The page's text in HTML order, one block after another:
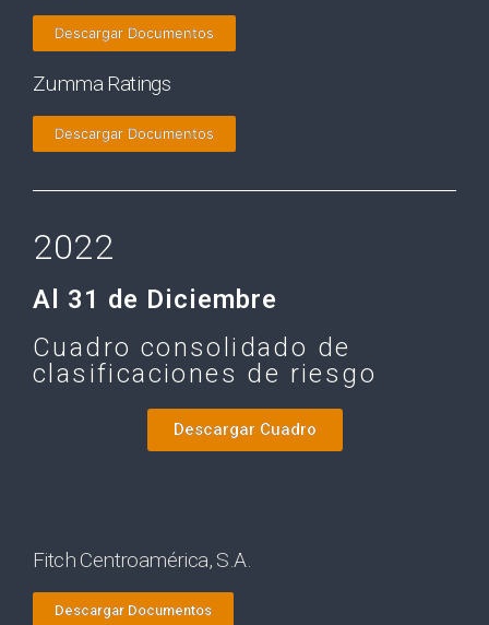
Descargar Documentos
Zumma Ratings
Descargar Documentos
2022
Al 31 de Diciembre
Cuadro consolidado de
clasificaciones de riesgo
Descargar Cuadro
Fitch Centroamérica, S.A.
Descargar Documentos